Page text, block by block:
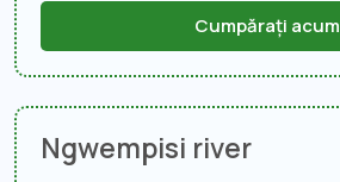
Cumpărați acum
Ngwempisi river